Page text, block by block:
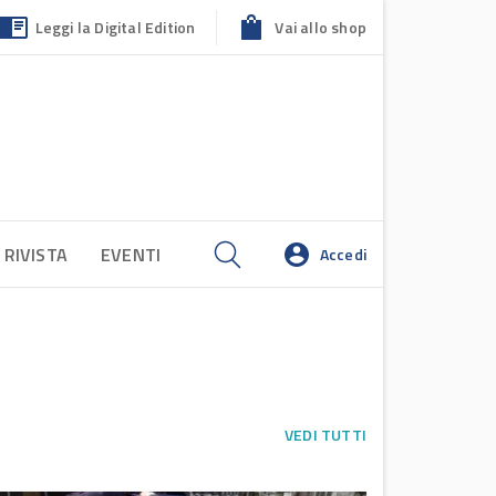
Leggi la Digital Edition Vai allo shop
EVENTI Accedi
VEDI TUTTI